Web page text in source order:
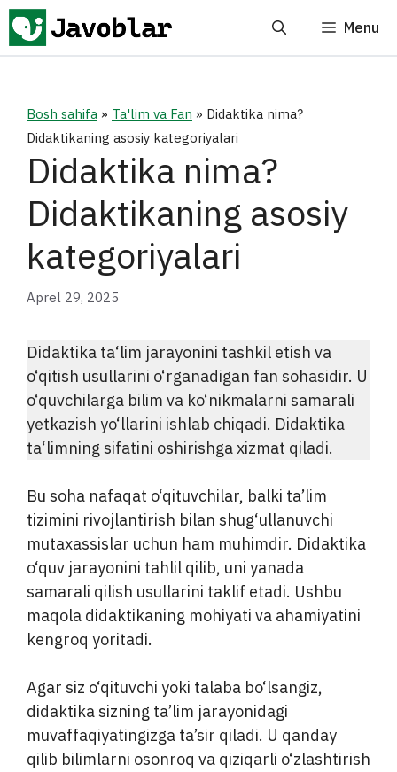
Skip
to
content
Menu
Bosh sahifa » Ta'lim va Fan » Didaktika nima?
Didaktikaning asosiy kategoriyalari
Didaktika nima?
Didaktikaning asosiy
kategoriyalari
Aprel 29, 2025
Didaktika ta‘lim jarayonini tashkil etish va
o‘qitish usullarini o‘rganadigan fan sohasidir. U
o‘quvchilarga bilim va ko‘nikmalarni samarali
yetkazish yo‘llarini ishlab chiqadi. Didaktika
ta‘limning sifatini oshirishga xizmat qiladi.
Bu soha nafaqat o‘qituvchilar, balki ta’lim
tizimini rivojlantirish bilan shug‘ullanuvchi
mutaxassislar uchun ham muhimdir. Didaktika
o‘quv jarayonini tahlil qilib, uni yanada
samarali qilish usullarini taklif etadi. Ushbu
maqola didaktikaning mohiyati va ahamiyatini
kengroq yoritadi.
Agar siz o‘qituvchi yoki talaba bo‘lsangiz,
didaktika sizning ta’lim jarayonidagi
muvaffaqiyatingizga ta’sir qiladi. U qanday
qilib bilimlarni osonroq va qiziqarli o‘zlashtirish